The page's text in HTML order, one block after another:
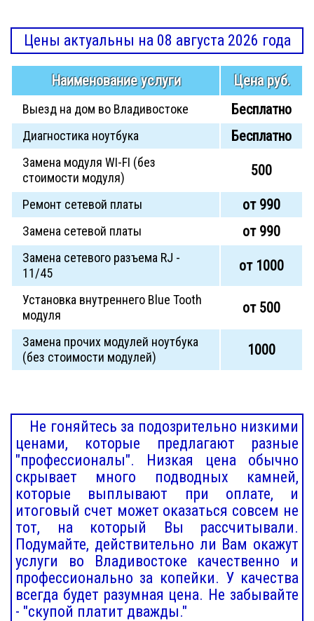
Цены актуальны на 08 августа 2026 года
Наименование услуги Цена руб.
Выезд на дом во Владивостоке Бесплатно
Диагностика ноутбука Бесплатно
Замена модуля WI-FI (без
стоимости модуля)
500
Ремонт сетевой платы от 990
Замена сетевой платы от 990
Замена сетевого разъема RJ -
11/45
от 1000
Установка внутреннего Blue Tooth
модуля
от 500
Замена прочих модулей ноутбука
(без стоимости модулей)
1000
Не гоняйтесь за подозрительно низкими
ценами, которые предлагают разные
"профессионалы". Низкая цена обычно
скрывает много подводных камней,
которые выплывают при оплате, и
итоговый счет может оказаться совсем не
тот, на который Вы рассчитывали.
Подумайте, действительно ли Вам окажут
услуги во Владивостоке качественно и
профессионально за копейки. У качества
всегда будет разумная цена. Не забывайте
- "скупой платит дважды."